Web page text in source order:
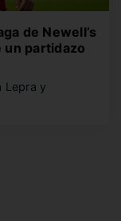
de Newell’s
un partidazo
Lepra y